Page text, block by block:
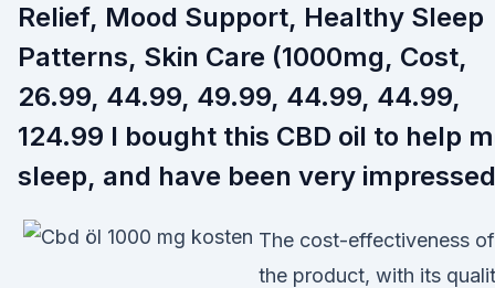
Relief, Mood Support, Healthy Sleep
Patterns, Skin Care (1000mg, Cost,
26.99, 44.99, 49.99, 44.99, 44.99,
124.99 I bought this CBD oil to help
sleep, and have been very
The cost-effectiveness of
the product, with its